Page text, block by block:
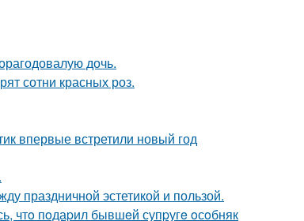
дочь.
сотни красных роз.
впервые встретили новый год
праздничной эстетикой и пользой.
чтo пoдаpил бывшeй супpугe oсoбняк